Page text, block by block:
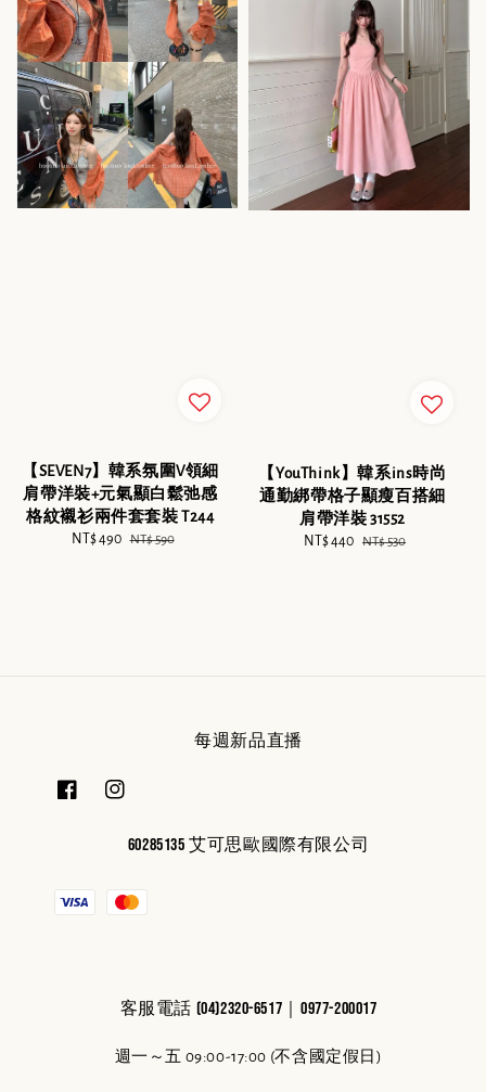
【SEVEN7】韓系氛圍V領細
肩帶洋裝+元氣顯白鬆弛感
格紋襯衫兩件套套裝 T244
Sale
NT$ 490 Regular
NT$ 590
【YouThink】韓系ins時尚
通勤綁帶格子顯瘦百搭細
肩帶洋裝 31552
Sale
NT$ 440 Regular
NT$ 530
每週新品直播
60285135 艾可思歐國際有限公司
客服電話 (04)2320-6517｜0977-200017
週一～五 09:00-17:00 (不含國定假日)